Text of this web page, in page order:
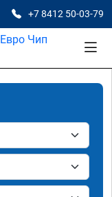
+7 8412 50-03-79